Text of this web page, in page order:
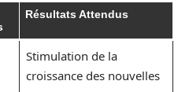
Résultats Attendus
Stimulation de la
croissance des nouvelles